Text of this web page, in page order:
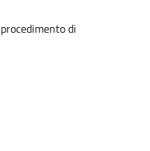
di